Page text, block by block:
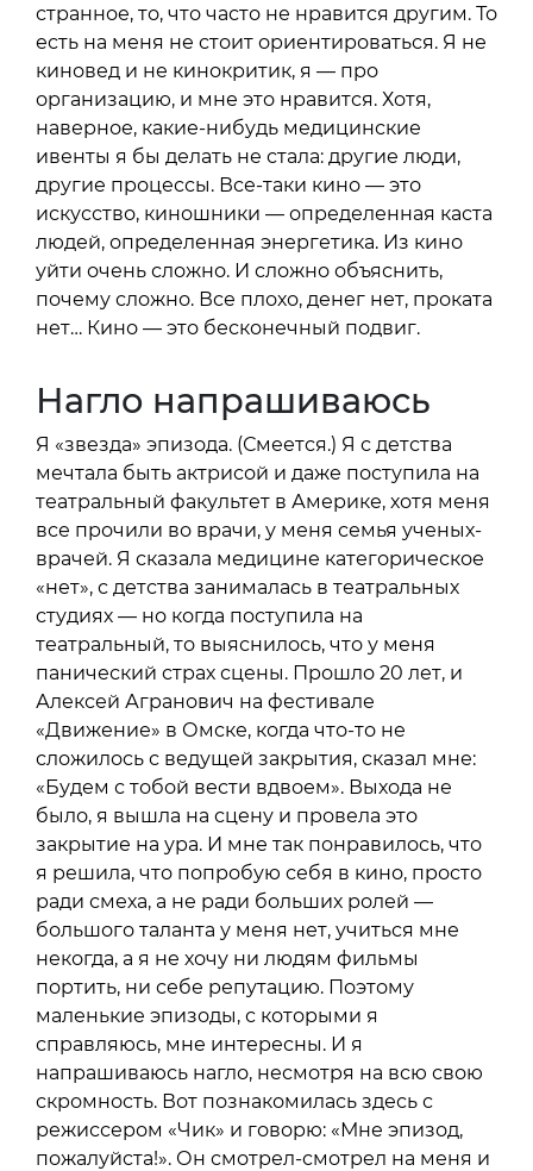
странное, то, что часто не нравится другим. То
есть на меня не стоит ориентироваться. Я не
киновед и не кинокритик, я — про
организацию, и мне это нравится. Хотя,
наверное, какие-нибудь медицинские
ивенты я бы делать не стала: другие люди,
другие процессы. Все-таки кино — это
искусство, киношники — определенная каста
людей, определенная энергетика. Из кино
уйти очень сложно. И сложно объяснить,
почему сложно. Все плохо, денег нет, проката
нет… Кино — это бесконечный подвиг.
Нагло напрашиваюсь
Я «звезда» эпизода. (Смеется.) Я с детства
мечтала быть актрисой и даже поступила на
театральный факультет в Америке, хотя меня
все прочили во врачи, у меня семья ученых-
врачей. Я сказала медицине категорическое
«нет», с детства занималась в театральных
студиях — но когда поступила на
театральный, то выяснилось, что у меня
панический страх сцены. Прошло 20 лет, и
Алексей Агранович на фестивале
«Движение» в Омске, когда что-то не
сложилось с ведущей закрытия, сказал мне:
«Будем с тобой вести вдвоем». Выхода не
было, я вышла на сцену и провела это
закрытие на ура. И мне так понравилось, что
я решила, что попробую себя в кино, просто
ради смеха, а не ради больших ролей —
большого таланта у меня нет, учиться мне
некогда, а я не хочу ни людям фильмы
портить, ни себе репутацию. Поэтому
маленькие эпизоды, с которыми я
справляюсь, мне интересны. И я
напрашиваюсь нагло, несмотря на всю свою
скромность. Вот познакомилась здесь с
режиссером «Чик» и говорю: «Мне эпизод,
пожалуйста!». Он смотрел-смотрел на меня и